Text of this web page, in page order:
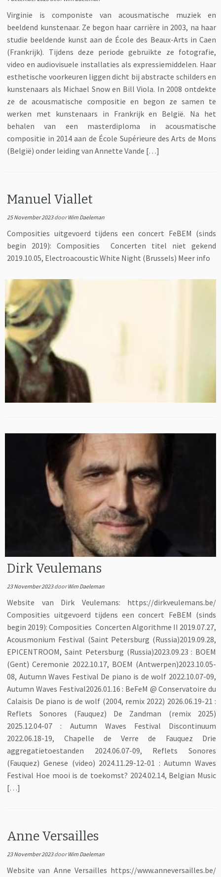
Virginie is componiste van acousmatische muziek en
beeldend kunstenaar. Ze begon haar carrière in 2003, na haar
studie beeldende kunst aan de École des Beaux-Arts in Caen
(Frankrijk). Tijdens deze periode gebruikte ze fotografie,
video en audiovisuele installaties als expressiemiddelen. Haar
esthetische voorkeuren liggen dicht bij abstracte schilders en
kunstenaars als Michael Snow en Bill Viola. In 2008 ontdekte
ze de acousmatische compositie en begon ze samen te
werken met kunstenaars in Frankrijk en België. Na het
behalen van een masterdiploma in acousmatische
compositie in 2014 aan de École Supérieure des Arts de Mons
(België) onder leiding van Annette Vande […]
Manuel Viallet
25 November 2023doorWim Daeleman
Composities uitgevoerd tijdens een concert FeBEM (sinds
begin 2019): Composities Concerten titel niet gekend
2019.10.05, Electroacoustic White Night (Brussels) Meer info
Dirk Veulemans
23 November 2023doorWim Daeleman
Website van Dirk Veulemans: https://dirkveulemans.be/
Composities uitgevoerd tijdens een concert FeBEM (sinds
begin 2019): Composities Concerten Algorithme II 2019.07.27,
Acousmonium Festival (Saint Petersburg (Russia)2019.09.28,
EPICENTROOM, Saint Petersburg (Russia)2023.09.23 : BOEM
(Gent) Ceremonie 2022.10.17, BOEM (Antwerpen)2023.10.05-
08, Autumn Waves Festival De piano is de wolf 2022.10.07-09,
Autumn Waves Festival2026.01.16 : BeFeM @ Conservatoire du
Calaisis De piano is de wolf (2004, remix 2022) 2026.06.19-21 :
Reflets Sonores (Fauquez) De Zandman (remix 2025)
2025.12.04-07 : Autumn Waves Festival Discontinuum
2022.06.18-19, Chapelle de Verre de Fauquez Drie
aggregatietoestanden 2024.06.07-09, Reflets Sonores
(Fauquez) Genese (video) 2024.11.29-12-01 : Autumn Waves
Festival Hoe mooi is de toekomst? 2024.02.14, Belgian Music
[…]
Anne Versailles
23 November 2023doorWim Daeleman
Website van Anne Versailles https://www.anneversailles.be/